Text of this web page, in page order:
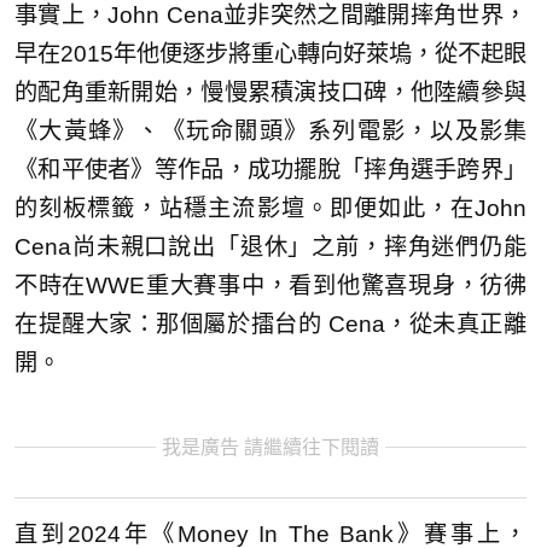
事實上，John Cena並非突然之間離開摔角世界，
早在2015年他便逐步將重心轉向好萊塢，從不起眼
的配角重新開始，慢慢累積演技口碑，他陸續參與
《大黃蜂》、《玩命關頭》系列電影，以及影集
《和平使者》等作品，成功擺脫「摔角選手跨界」
的刻板標籤，站穩主流影壇。即便如此，在John
Cena尚未親口說出「退休」之前，摔角迷們仍能
不時在WWE重大賽事中，看到他驚喜現身，彷彿
在提醒大家：那個屬於擂台的 Cena，從未真正離
開。
我是廣告 請繼續往下閱讀
直到2024年《Money In The Bank》賽事上，